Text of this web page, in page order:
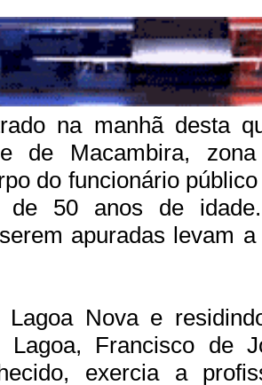
na manhã desta
de Macambira,
do funcionário
de 50 anos de
apuradas levam
Lagoa Nova e
Lagoa, Francisco de
exercia a